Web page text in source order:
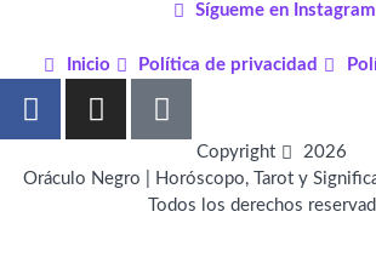
Sígueme en Instagram
Inicio Política de privacidad
F
a
e
I
n
t
P
i
t
e
Copyright
2026
Oráculo Negro | Horóscopo, Tarot y
Todos los derechos